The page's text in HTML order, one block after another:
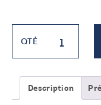
QTÉ
Bœuf
mi-
maigre
Description